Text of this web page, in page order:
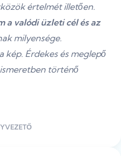
értelmét illetően.
a valódi üzleti cél és az
milyensége.
kép. Érdekes és meglepő
történő